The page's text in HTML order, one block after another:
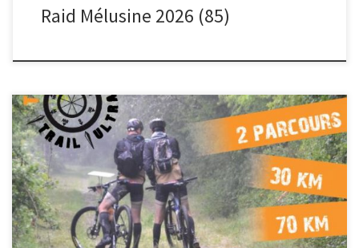
Raid Mélusine 2026 (85)
2nd Raid de la saison 2026 pour la team avec le traditionnel Trek
Tours Endurance de Saint-Roch (37) 2 équipes […]